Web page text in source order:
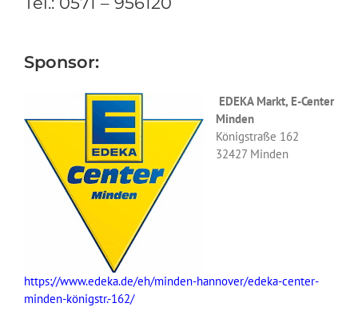
Sponsor:
EDEKA Markt, E-Center
Minden
Königstraße 162
32427 Minden
https://www.edeka.de/eh/minden-hannover/edeka-center-
minden-königstr.-162/